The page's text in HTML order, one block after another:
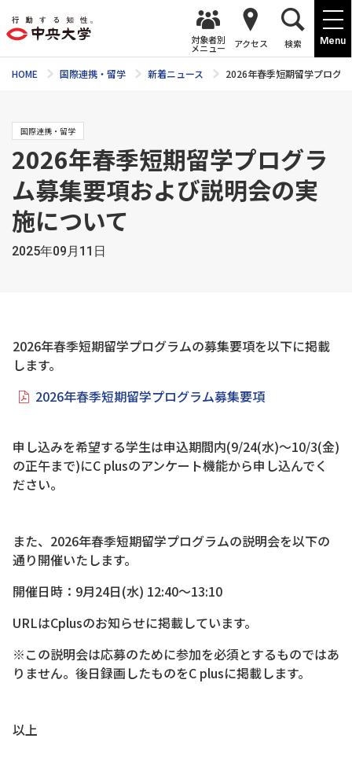
Menu
対象者別
メニュー アクセス 検索
HOME 国際連携・留学 新着ニュース 2026年春季短期留学プログ
国際連携・留学
2026年春季短期留学プログラ
ム募集要項および説明会の実
施について
2025年09月11日
2026年春季短期留学プログラムの募集要項を以下に掲載
します。
2026年春季短期留学プログラム募集要項
申し込みを希望する学生は申込期間内(9/24(水)～10/3(金)
の正午まで)にC plusのアンケート機能から申し込んでく
ださい。
また、2026年春季短期留学プログラムの説明会を以下の
通り開催いたします。
開催日時：9月24日(水) 12:40～13:10
URLはCplusのお知らせに掲載しています。
※この説明会は応募のために参加を必須とするものではあ
りません。後日録画したものをC plusに掲載します。
以上